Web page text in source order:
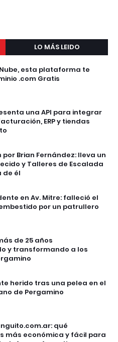
LO MÁS LEIDO
esta plataforma te
.com Gratis
una API para integrar
ERP y tiendas
Brian Fernández: lleva un
y Talleres de Escalada
de él
en Av. Mitre: falleció el
por un patrullero
de 25 años
y transformando a los
herido tras una pelea en el
de Pergamino
qué
más económica y fácil para